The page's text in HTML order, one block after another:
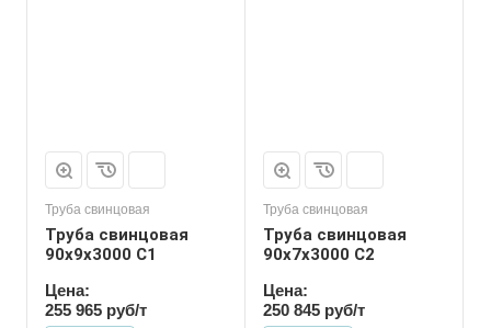
Труба свинцовая
Труба свинцовая
90x9x3000 С1
Цена:
255 965 руб/т
Труба свинцовая
Труба свинцовая
90x7x3000 С2
Цена:
250 845 руб/т